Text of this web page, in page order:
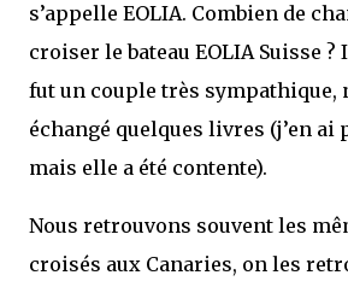
s’appelle EOLIA. Combien de
croiser le bateau EOLIA Suisse ?
fut un couple très sympathique,
échangé quelques livres (j’en ai
mais elle a été contente).
Nous retrouvons souvent les
croisés aux Canaries, on les